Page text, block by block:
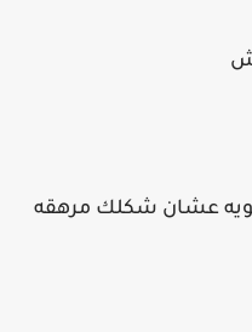
شويه عشان شكلك مرهقه